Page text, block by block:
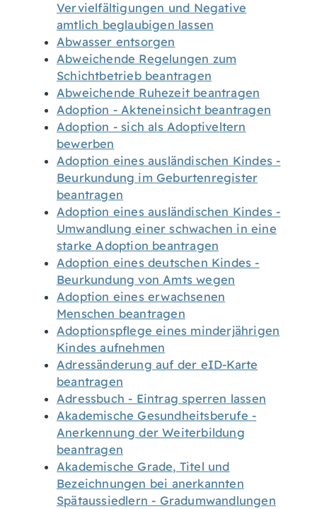
Vervielfältigungen und Negative
amtlich beglaubigen lassen
Abwasser entsorgen
Abweichende Regelungen zum
Schichtbetrieb beantragen
Abweichende Ruhezeit beantragen
Adoption - Akteneinsicht beantragen
Adoption - sich als Adoptiveltern
bewerben
Adoption eines ausländischen Kindes -
Beurkundung im Geburtenregister
beantragen
Adoption eines ausländischen Kindes -
Umwandlung einer schwachen in eine
starke Adoption beantragen
Adoption eines deutschen Kindes -
Beurkundung von Amts wegen
Adoption eines erwachsenen
Menschen beantragen
Adoptionspflege eines minderjährigen
Kindes aufnehmen
Adressänderung auf der eID-Karte
beantragen
Adressbuch - Eintrag sperren lassen
Akademische Gesundheitsberufe -
Anerkennung der Weiterbildung
beantragen
Akademische Grade, Titel und
Bezeichnungen bei anerkannten
Spätaussiedlern - Gradumwandlungen